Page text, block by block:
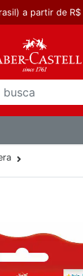
a partir de